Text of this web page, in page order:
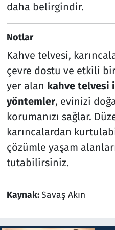
daha belirgindir.
Notlar
Kahve telvesi,
çevre dostu ve etkili
yer alan kahve telvesi
yöntemler, evinizi
korumanızı sağlar.
karıncalardan
çözümle yaşam
tutabilirsiniz.
Kaynak:Savaş Akın